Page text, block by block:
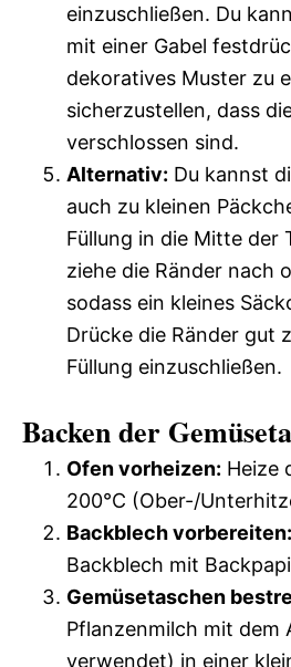
einzuschließen. Du
mit einer Gabel
dekoratives Muster zu
sicherzustellen, dass
verschlossen sind.
Alternativ: Du kannst
auch zu kleinen
Füllung in die Mitte der
ziehe die Ränder nach
sodass ein kleines
Drücke die Ränder gut
Füllung einzuschließen.
Backen der
Ofen vorheizen: Heize
200°C (Ober-/
Backblech vorbereiten:
Backblech mit
Gemüsetaschen
Pflanzenmilch mit dem
verwendet) in einer